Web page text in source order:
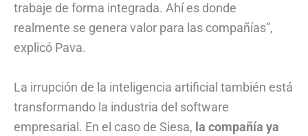
trabaje de forma integrada. Ahí es donde
realmente se genera valor para las compañías”,
explicó Pava.
La irrupción de la inteligencia artificial también está
transformando la industria del software
empresarial. En el caso de Siesa, la compañía ya